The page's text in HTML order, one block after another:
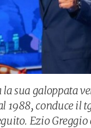
sua galoppata
1988, conduce il
Ezio